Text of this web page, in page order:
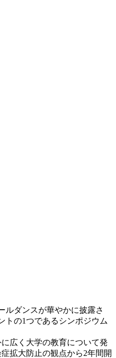
ルダンスが華やかに披露さ
トの1つであるシンポジウム
広く大学の教育について発
拡大防止の観点から2年間開